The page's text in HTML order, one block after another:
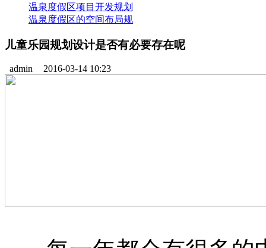
温泉度假区项目开发规划
温泉度假区的空间布局规
儿童乐园规划设计是否有必要存在呢
admin 2016-03-14 10:23